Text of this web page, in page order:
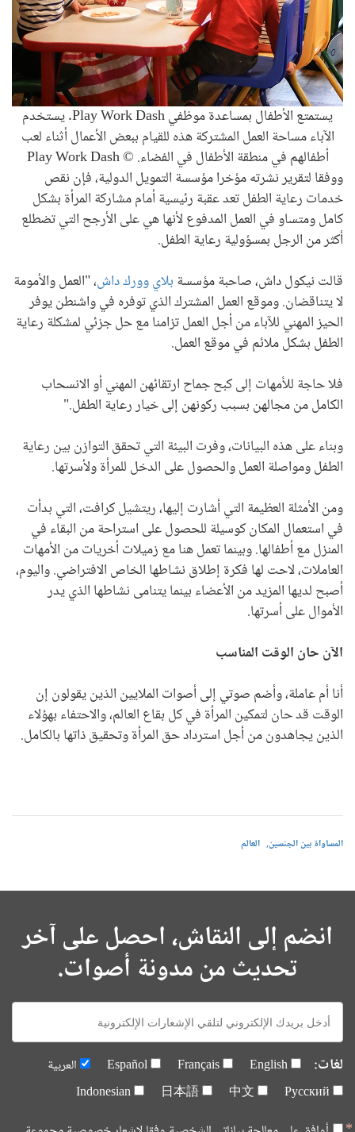
يستمتع الأطفال بمساعدة موظفي Play Work Dash. يستخدم
الآباء مساحة العمل المشتركة هذه للقيام ببعض الأعمال أثناء لعب
أطفالهم في منطقة الأطفال في الفضاء. © Play Work Dash
ووفقا لتقرير نشرته مؤخرا مؤسسة التمويل الدولية، فإن نقص
خدمات رعاية الطفل تعد عقبة رئيسية أمام مشاركة المرأة بشكل
كامل ومتساو في العمل المدفوع لأنها هي على الأرجح التي تضطلع
أكثر من الرجل بمسؤولية رعاية الطفل.
قالت نيكول داش، صاحبة مؤسسة بلاي وورك داش، "العمل والأمومة
لا يتناقضان. وموقع العمل المشترك الذي توفره في واشنطن يوفر
الحيز المهني للآباء من أجل العمل تزامنا مع حل جزئي لمشكلة رعاية
الطفل بشكل ملائم في موقع العمل.
فلا حاجة للأمهات إلى كبح جماح ارتقائهن المهني أو الانسحاب
الكامل من مجالهن بسبب ركونهن إلى خيار رعاية الطفل."
وبناء على هذه البيانات، وفرت البيئة التي تحقق التوازن بين رعاية
الطفل ومواصلة العمل والحصول على الدخل للمرأة ولأسرتها.
ومن الأمثلة العظيمة التي أشارت إليها، ريتشيل كرافت، التي بدأت
في استعمال المكان كوسيلة للحصول على استراحة من البقاء في
المنزل مع أطفالها. وبينما تعمل هنا مع زميلات أخريات من الأمهات
العاملات، لاحت لها فكرة إطلاق نشاطها الخاص الافتراضي. واليوم،
أصبح لديها المزيد من الأعضاء بينما يتنامى نشاطها الذي يدر
الأموال على أسرتها.
الآن حان الوقت المناسب
أنا أم عاملة، وأضم صوتي إلى أصوات الملايين الذين يقولون إن
الوقت قد حان لتمكين المرأة في كل بقاع العالم، والاحتفاء بهؤلاء
الذين يجاهدون من أجل استرداد حق المرأة وتحقيق ذاتها بالكامل.
المساواة بين الجنسين العالم
انضم إلى النقاش، احصل على آخر
تحديث من مدونة أصوات.
E-
mail:
لغات: English
Français
Español
العربية
Русский
中文
日本語
Indonesian